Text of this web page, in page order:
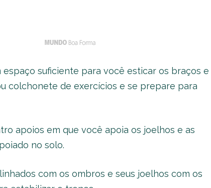
suficiente para você esticar os braços e
colchonete de exercícios e se prepare para
apoios em que você apoia os joelhos e as
no solo.
com os ombros e seus joelhos com os